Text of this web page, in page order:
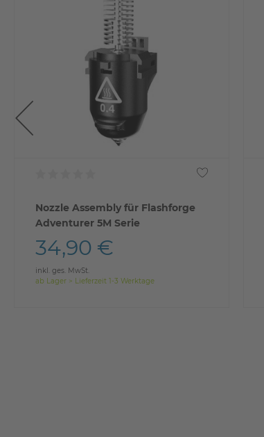
Nozzle Assembly für Flashforge
Adventurer 5M Serie
34,90 €
inkl. ges. MwSt.
ab Lager > Lieferzeit 1-3 Werktage